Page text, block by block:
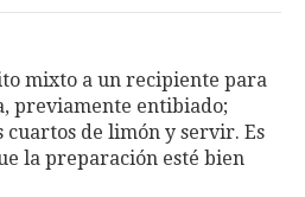
mixto a un recipiente para
previamente entibiado;
cuartos de limón y servir. Es
la preparación esté bien